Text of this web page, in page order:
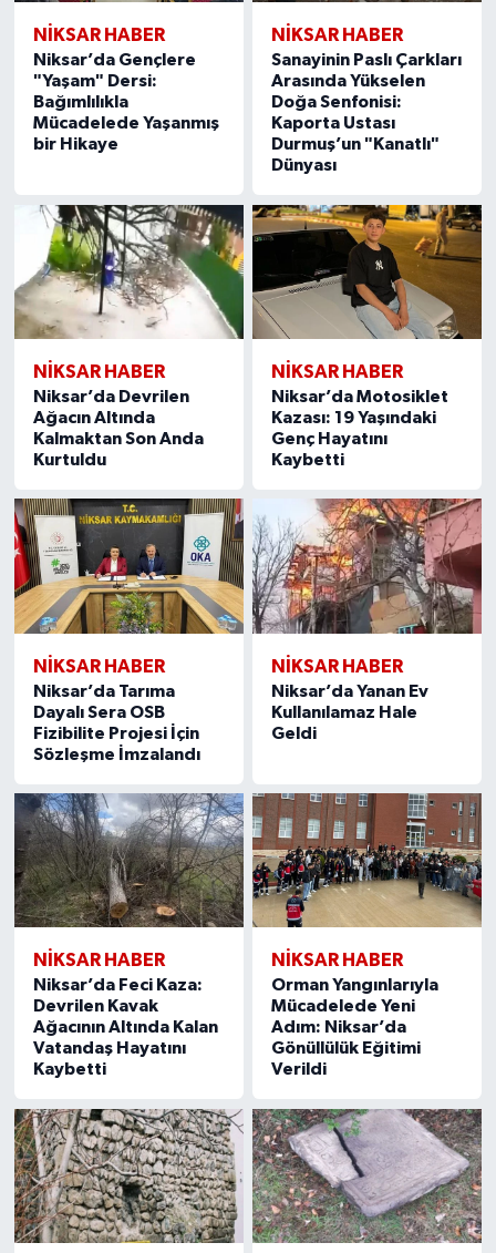
NİKSAR HABER
Niksar’da Gençlere
"Yaşam" Dersi:
Bağımlılıkla
Mücadelede Yaşanmış
bir Hikaye
NİKSAR HABER
Sanayinin Paslı Çarkları
Arasında Yükselen
Doğa Senfonisi:
Kaporta Ustası
Durmuş’un "Kanatlı"
Dünyası
NİKSAR HABER
Niksar’da Devrilen
Ağacın Altında
Kalmaktan Son Anda
Kurtuldu
NİKSAR HABER
Niksar’da Motosiklet
Kazası: 19 Yaşındaki
Genç Hayatını
Kaybetti
NİKSAR HABER
Niksar’da Tarıma
Dayalı Sera OSB
Fizibilite Projesi İçin
Sözleşme İmzalandı
NİKSAR HABER
Niksar’da Yanan Ev
Kullanılamaz Hale
Geldi
NİKSAR HABER
Niksar’da Feci Kaza:
Devrilen Kavak
Ağacının Altında Kalan
Vatandaş Hayatını
Kaybetti
NİKSAR HABER
Orman Yangınlarıyla
Mücadelede Yeni
Adım: Niksar’da
Gönüllülük Eğitimi
Verildi